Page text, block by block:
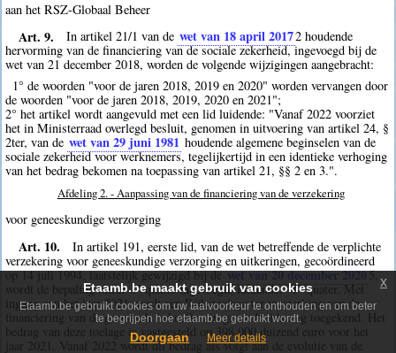
aan het RSZ-Globaal Beheer
Art. 9. In artikel 21/1 van de wet van 18 april 20172 houdende
hervorming van de financiering van de sociale zekerheid, ingevoegd bij de
wet van 21 december 2018, worden de volgende wijzigingen aangebracht:
1° de woorden "voor de jaren 2018, 2019 en 2020" worden vervangen door
de woorden "voor de jaren 2018, 2019, 2020 en 2021";
2° het artikel wordt aangevuld met een lid luidende: "Vanaf 2022 voorziet
het in Ministerraad overlegd besluit, genomen in uitvoering van artikel 24, §
2ter, van de wet van 29 juni 1981 houdende algemene beginselen van de
sociale zekerheid voor werknemers, tegelijkertijd in een identieke verhoging
van het bedrag bekomen na toepassing van artikel 21, §§ 2 en 3.".
Afdeling 2. - Aanpassing van de financiering van de verzekering
voor geneeskundige verzorging
Art. 10.
In artikel 191, eerste lid, van de wet betreffende de verplichte
verzekering voor geneeskundige verzorging en uitkeringen, gecoördineerd
op 14 juli 1994, laatstelijk gewijzigd bij dewet van 20 december 20205,
wordt de bepaling onder 1° quater ingevoegd, luidende: "1° quater. Met
ingang van het jaar 2021 wordt een Rijkstoelage ter versterking van de
financiering van de groeiende behoefte aan gezondheidszorg toegekend. Het
bedrag van deze toelage is vastgesteld op 398 000 duizend euro voor het
jaar 2021. Vanaf 2022 wordt dit bedrag als volgt aan de evolutie van de
Etaamb.be maakt gebruik van cookies
Etaamb.be gebruikt cookies om uw taalvoorkeur te onthouden en om beter
te begrijpen hoe etaamb.be gebruikt wordt.
Doorgaan Meer details
x